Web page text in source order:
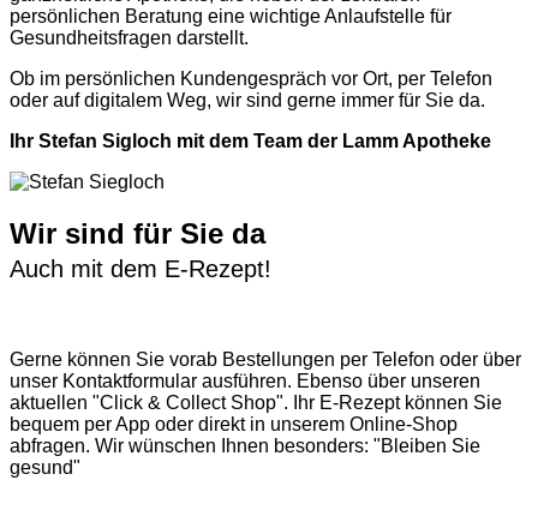
persönlichen Beratung eine wichtige Anlaufstelle für
Gesundheitsfragen darstellt.
Ob im persönlichen Kundengespräch vor Ort, per Telefon
oder auf digitalem Weg, wir sind gerne immer für Sie da.
Ihr Stefan Sigloch mit dem Team der Lamm Apotheke
Wir sind für Sie da
Auch mit dem E-Rezept!
Gerne können Sie vorab Bestellungen per Telefon oder über
unser Kontaktformular ausführen. Ebenso über unseren
aktuellen "Click & Collect Shop". Ihr E-Rezept können Sie
bequem per App oder direkt in unserem Online-Shop
abfragen. Wir wünschen Ihnen besonders: "Bleiben Sie
gesund"